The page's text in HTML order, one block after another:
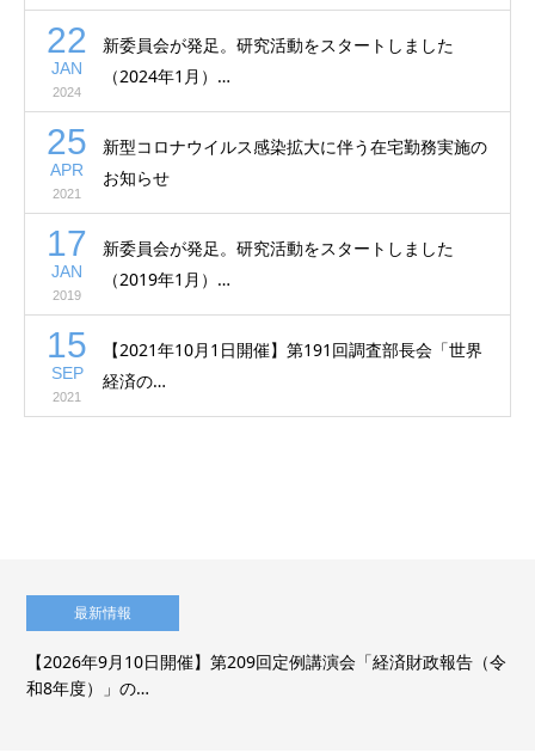
22
JAN
2024
新委員会が発足。研究活動をスタートしました
（2024年1月）…
25
APR
2021
新型コロナウイルス感染拡大に伴う在宅勤務実施の
お知らせ
17
JAN
2019
新委員会が発足。研究活動をスタートしました
（2019年1月）…
15
SEP
2021
【2021年10月1日開催】第191回調査部長会「世界
経済の…
最新情報
【2026年9月10日開催】第209回定例講演会「経済財政報告（令
和8年度）」の…